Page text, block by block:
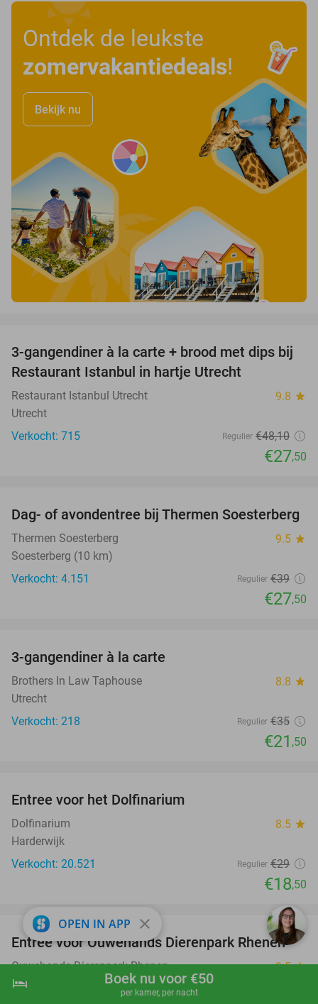
shopping_cart Boek nu
hotel Boek nu voor €50
per kamer, per nacht
Ontdek de leukste
zomervakantiedeals!
Bekijk nu
43%
3-gangendiner à la carte + brood met dips bij
Restaurant Istanbul in hartje Utrecht
Restaurant Istanbul Utrecht 9.8 star
Utrecht
Verkocht: 715
Regulier €48,10
€27,50
29%
Dag- of avondentree bij Thermen Soesterberg
Thermen Soesterberg 9.5 star
Soesterberg (10 km)
Verkocht: 4.151
Regulier €39
€27,50
3-gangendiner à la carte
Brothers In Law Taphouse 8.8 star
Utrecht
Verkocht: 218
Regulier €35
€21 ,50
Entree voor het Dolfinarium
Dolfinarium 8.5 star
Harderwijk
Verkocht: 20.521
Regulier €29
€18,50
19%
favorite_border
Entree voor Ouwehands Dierenpark Rhenen
Ouwehands Dierenpark Rhenen 9.5star
Rhenen
OPEN IN APP close